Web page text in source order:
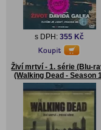
s DPH: 355 Kč
Živí mrtví - 1. série (Blu-
(Walking Dead - Season